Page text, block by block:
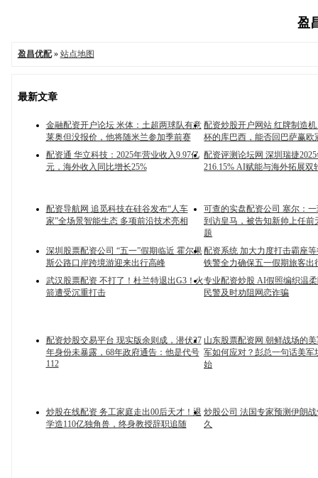
盈
盈昌优配» 站点地图
最新文章
金融配资开户论坛 米体：土超两球队有意
莱奥但没报价，他将随米兰参加季前赛
配资炒股开户网站 红牌制造
杯的库巴西，能否回巴萨赢欧
配资通 华立科技：2025年营业收入9.97亿
元，海外收入同比增长25%
配资评测论坛网 深圳瑞捷
216.15% AI赋能与海外拓展双
配资导航网 追觅科技在硅谷发布“人车
家”全场景智能生态 多项前沿技术亮相
可查的实盘配资公司 塞尔：
到访皇马，被告知新帅上任前
题
深圳股票配资公司 “五一”假期临近 霍尔果
斯公路口岸跨境游迎来出行高峰
配资系统 加大力度打击霸座
铁警全力确保五一假期旅客出
武汉股票配资 不打了！杜兰特退出G3！火
箭遭受沉重打击
专业配资炒股 AI假照编织温
民警及时劝阻网恋诈骗
配资炒股交易平台 现实版余则成，潜伏27
年身份未暴露，68年政府通告：他是代号
112
山东股票配资网 朝鲜战场的
军如何应对？彭总一句话美军
始
炒股在线配资 务工家庭走出00后天才！退
学造110亿独角兽，终身教授辞职追随
炒股公司 法国专家预测伊朗
久